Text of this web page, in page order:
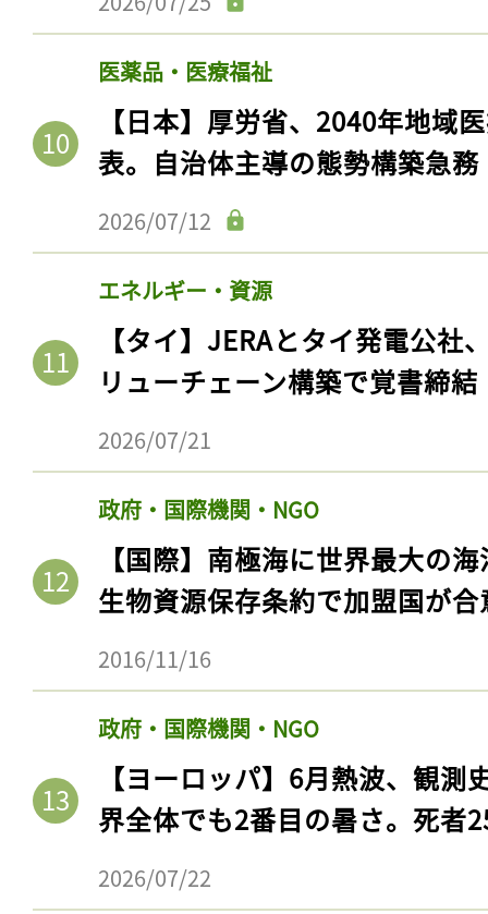
医薬品・医療福祉
【日本】厚労省、2040年地域
表。自治体主導の態勢構築急務
2026/07/12
エネルギー・資源
【タイ】JERAとタイ発電公社
リューチェーン構築で覚書締結
2026/07/21
政府・国際機関・NGO
【国際】南極海に世界最大の
生物資源保存条約で加盟国が合
2016/11/16
政府・国際機関・NGO
【ヨーロッパ】6月熱波、観
界全体でも2番目の暑さ。死者
2026/07/22